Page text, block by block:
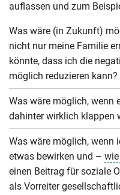
auflassen und zum
Was wäre (in Zukunft)
nicht nur meine Familie
könnte, dass ich die
möglich reduzieren kann?
Was wäre möglich, wenn
dahinter wirklich klappen
Was wäre möglich, wenn
etwas bewirken und –
einen Beitrag für soziale
als Vorreiter